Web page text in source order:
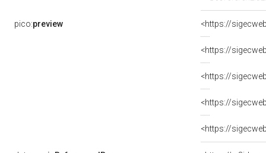
pico:preview